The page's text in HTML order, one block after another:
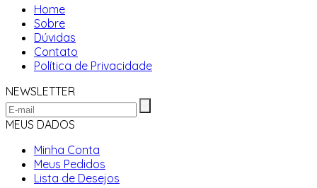
Home
Sobre
Dúvidas
Contato
Política de Privacidade
NEWSLETTER
MEUS DADOS
Minha Conta
Meus Pedidos
Lista de Desejos